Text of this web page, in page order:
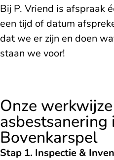
Bij P. Vriend is afspraak
een tijd of datum
dat we er zijn en doen
staan we voor!
Onze
asbestsanering
Bovenkarspel
Stap 1. Inspectie &